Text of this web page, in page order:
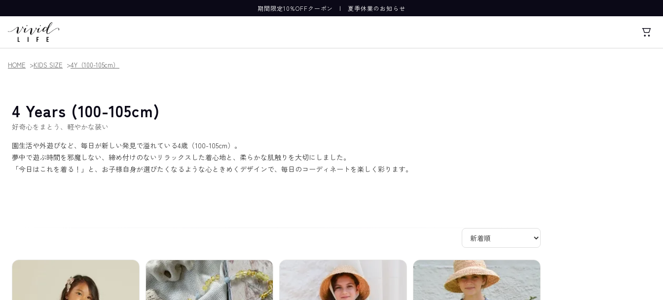
期間限定10%OFFクーポン |夏季休業のお知らせ
HOME KIDS SIZE 4Y（100-105cm）
4 Years (100-105cm)
好奇心をまとう、軽やかな装い
園生活や外遊びなど、毎日が新しい発見で溢れている4歳（100-105cm）。
夢中で遊ぶ時間を邪魔しない、締め付けのないリラックスした着心地と、柔らかな肌触りを大切にしました。
「今日はこれを着る！」と、お子様自身が選びたくなるような心ときめくデザインで、毎日のコーディネートを楽しく彩ります。